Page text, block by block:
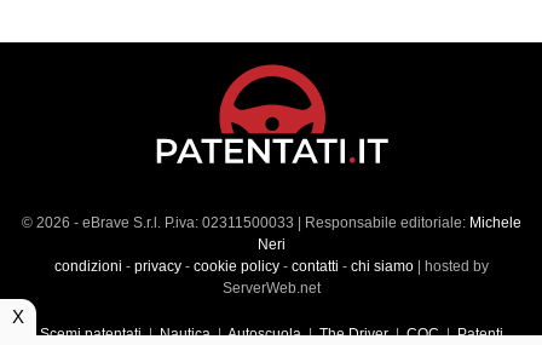
© 2026 - eBrave S.r.l. P.iva: 02311500033 | Responsabile editoriale: Michele
Neri
condizioni - privacy- cookie policy- contatti - chi siamo| hosted by
ServerWeb.net
Scemi patentati|Nautica|Autoscuola|The Driver|CQC|Patenti
X